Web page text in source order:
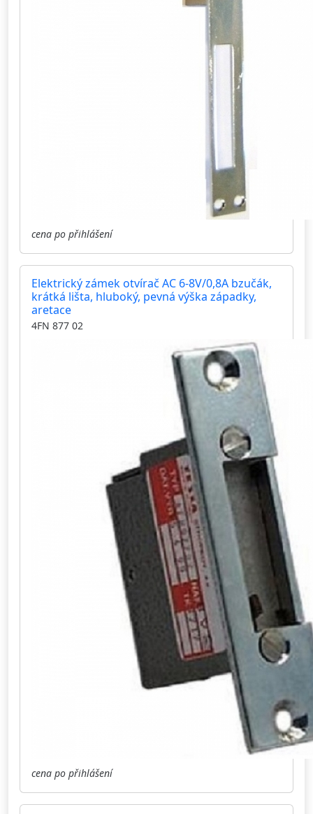
cena po přihlášení
Elektrický zámek otvírač AC 6-8V/0,8A bzučák,
krátká lišta, hluboký, pevná výška západky,
aretace
4FN 877 02
cena po přihlášení